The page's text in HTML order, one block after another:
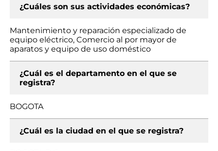
¿Cuáles son sus actividades económicas?
Mantenimiento y reparación especializado de
equipo eléctrico, Comercio al por mayor de
aparatos y equipo de uso doméstico
¿Cuál es el departamento en el que se
registra?
BOGOTA
¿Cuál es la ciudad en el que se registra?